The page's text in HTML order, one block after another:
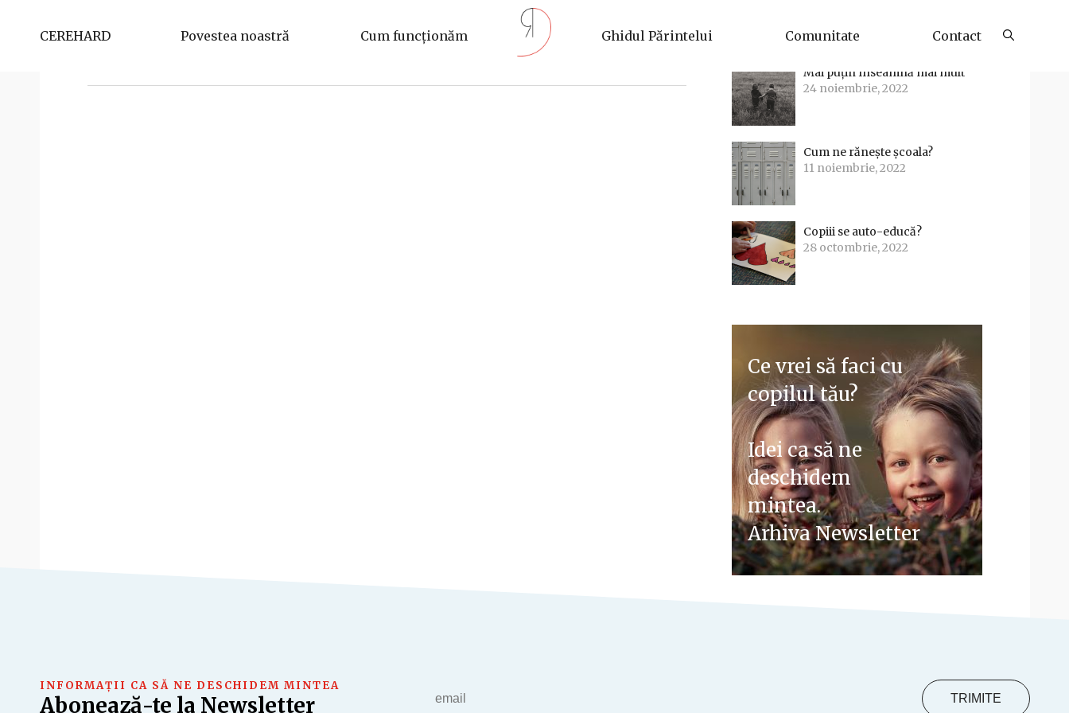
CEREHARD Povestea noastră Cum funcționăm Ghidul Părintelui Comunitate Contact
Mai puțin înseamnă mai mult
24 noiembrie, 2022
Cum ne rănește școala?
11 noiembrie, 2022
Copiii se auto-educă?
28 octombrie, 2022
Ce vrei să faci cu
copilul tău?
Idei ca să ne
deschidem
mintea.
Arhiva Newsletter
INFORMAȚII CA SĂ NE DESCHIDEM MINTEA
Abonează-te la Newsletter